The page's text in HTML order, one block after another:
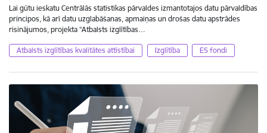
Lai gūtu ieskatu Centrālās statistikas pārvaldes izmantotajos datu pārvaldības
principos, kā arī datu uzglabāšanas, apmaiņas un drošas datu apstrādes
risinājumos, projekta “Atbalsts izglītības…
Atbalsts izglītības kvalitātes attīstībai Izglītība ES fondi